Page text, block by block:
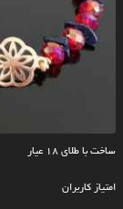
ساخت با طلای ۱۸ عیار
امتیاز کاربران